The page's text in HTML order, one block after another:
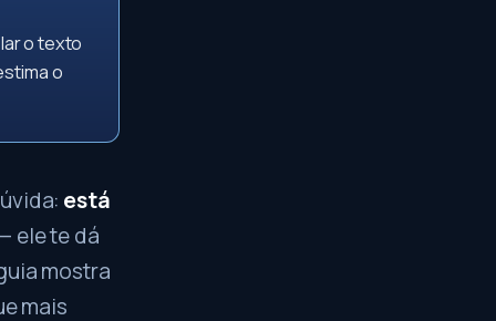
o texto
o
está
ele te dá
mostra
mais